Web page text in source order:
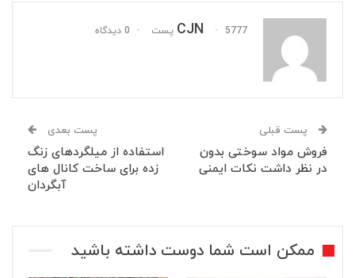
CJN 5777 پست 0 دیدگاه
پست قبلی
فروش مواد سوختی بدون
در نظر داشت نکات ایمنی
پست بعدی
استفاده از میلگردهای زنگ
زده برای ساخت کانال های
آبگردان
ممکن است شما دوست داشته باشید